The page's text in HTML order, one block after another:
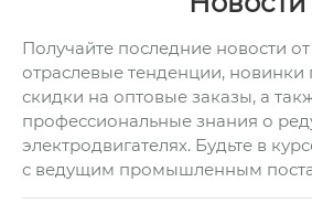
Получайте последние новости
отраслевые тенденции, новинки
скидки на оптовые заказы, а
профессиональные знания о
электродвигателях. Будьте в
с ведущим промышленным